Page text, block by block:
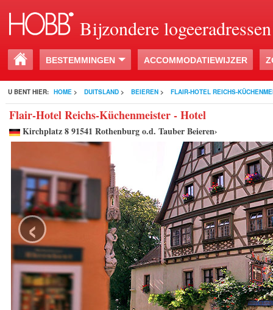
Bijzondere logeeradressen
BESTEMMINGEN ACCOMMODATIEWIJZER
U BENT HIER: HOME > DUITSLAND > BEIEREN > FLAIR-HOTEL REICHS-
Flair-Hotel Reichs-Küchenmeister - Hotel
Kirchplatz 8 91541 Rothenburg o.d. Tauber Beieren›
‹